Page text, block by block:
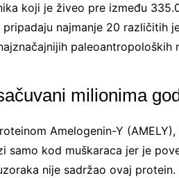
koji je živeo pre između
najmanje 20 različitih
paleoantropoloških
milionima
Amelogenin-Y
samo kod muškaraca jer je
nije sadržao ovaj